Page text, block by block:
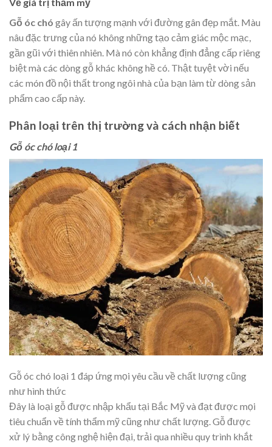
Gỗ óc chó gây ấn tượng mạnh với đường gân đẹp mắt. Màu
nâu đặc trưng của nó không những tạo cảm giác mộc mạc,
gần gũi với thiên nhiên. Mà nó còn khẳng định đẳng cấp riêng
biệt mà các dòng gỗ khác không hề có. Thật tuyệt vời nếu
các món đồ nội thất trong ngôi nhà của bạn làm từ dòng sản
phẩm cao cấp này.
Phân loại trên thị trường và cách nhận biết
Gỗ óc chó loại 1
Gỗ óc chó loại 1 đáp ứng mọi yêu cầu về chất lượng cũng
như hình thức
Đây là loại gỗ được nhập khẩu tại Bắc Mỹ và đạt được mọi
tiêu chuẩn về tính thẩm mỹ cũng như chất lượng. Gỗ được
xử lý bằng công nghệ hiện đại, trải qua nhiều quy trình khắt